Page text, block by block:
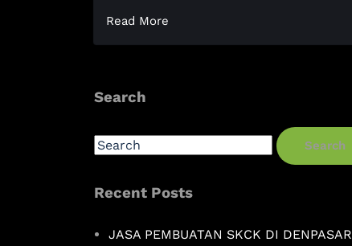
Read More
Search
Search
Recent Posts
JASA PEMBUATAN SKCK DI DENPASAR